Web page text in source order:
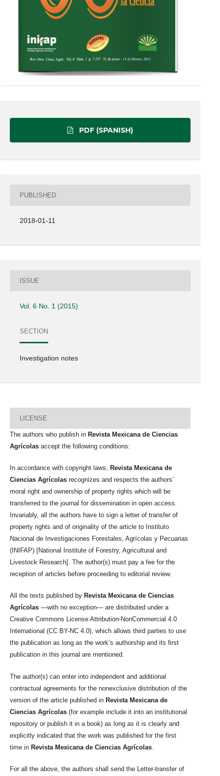
PDF (SPANISH)
PUBLISHED
2018-01-11
ISSUE
Vol. 6 No. 1 (2015)
SECTION
Investigation notes
LICENSE
The authors who publish in Revista Mexicana de Ciencias
Agrícolas accept the following conditions:
In accordance with copyright laws, Revista Mexicana de
Ciencias Agrícolas recognizes and respects the authors’
moral right and ownership of property rights which will be
transferred to the journal for dissemination in open access.
Invariably, all the authors have to sign a letter of transfer of
property rights and of originality of the article to Instituto
Nacional de Investigaciones Forestales, Agrícolas y Pecuarias
(INIFAP) [National Institute of Forestry, Agricultural and
Livestock Research]. The author(s) must pay a fee for the
reception of articles before proceeding to editorial review.
All the texts published by Revista Mexicana de Ciencias
Agrícolas —with no exception— are distributed under a
Creative Commons License Attribution-NonCommercial 4.0
International (CC BY-NC 4.0), which allows third parties to use
the publication as long as the work’s authorship and its first
publication in this journal are mentioned.
The author(s) can enter into independent and additional
contractual agreements for the nonexclusive distribution of the
version of the article published in Revista Mexicana de
Ciencias Agrícolas (for example include it into an institutional
repository or publish it in a book) as long as it is clearly and
explicitly indicated that the work was published for the first
time in Revista Mexicana de Ciencias Agrícolas
For all the above, the authors shall send the Letter-transfer of